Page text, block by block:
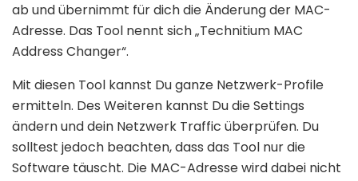
ab und übernimmt für dich die Änderung der MAC-
Adresse. Das Tool nennt sich „Technitium MAC
Address Changer“.
Mit diesen Tool kannst Du ganze Netzwerk-Profile
ermitteln. Des Weiteren kannst Du die Settings
ändern und dein Netzwerk Traffic überprüfen. Du
solltest jedoch beachten, dass das Tool nur die
Software täuscht. Die MAC-Adresse wird dabei nicht